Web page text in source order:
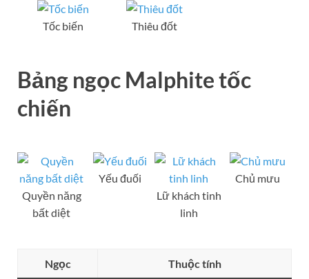
Tốc biến Thiêu đốt
Bảng ngọc Malphite tốc
chiến
Quyền năng
bất diệt
Yếu đuối
Lữ khách tinh
linh
Chủ mưu
Ngọc Thuộc tính